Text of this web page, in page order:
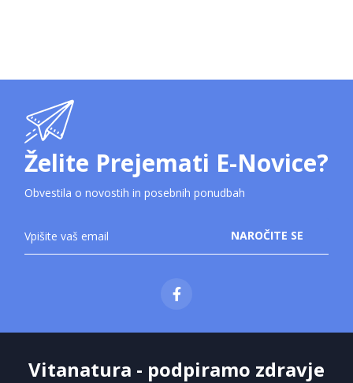
Želite Prejemati E-Novice?
Obvestila o novostih in posebnih ponudbah
se
NAROČITE SE
Vitanatura - podpiramo zdravje